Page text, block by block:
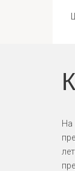
На